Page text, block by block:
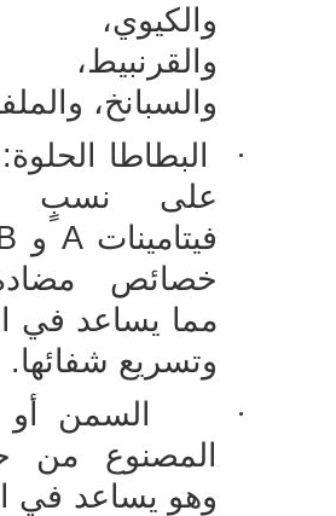
والكيوي،
والقرنبيط،
والسبانخ،
·
البطاطا
على نسبٍ
فيتامينات A و
خصائص
مما يساعد في
وتسريع شفائها.
·
السمن أو
المصنوع من
وهو يساعد في